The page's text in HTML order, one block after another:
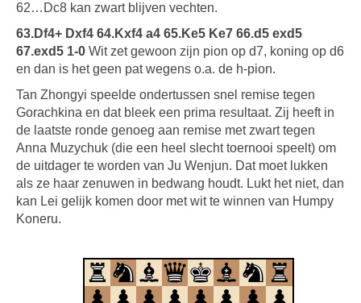
62…Dc8 kan zwart blijven vechten.
63.Df4+ Dxf4 64.Kxf4 a4 65.Ke5 Ke7 66.d5 exd5
67.exd5 1-0 Wit zet gewoon zijn pion op d7, koning op d6
en dan is het geen pat wegens o.a. de h-pion.
Tan Zhongyi speelde ondertussen snel remise tegen
Gorachkina en dat bleek een prima resultaat. Zij heeft in
de laatste ronde genoeg aan remise met zwart tegen
Anna Muzychuk (die een heel slecht toernooi speelt) om
de uitdager te worden van Ju Wenjun. Dat moet lukken
als ze haar zenuwen in bedwang houdt. Lukt het niet, dan
kan Lei gelijk komen door met wit te winnen van Humpy
Koneru.